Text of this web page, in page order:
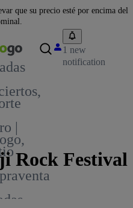
que su precio esté por encima del
|
1 new
notification
Rock Festival